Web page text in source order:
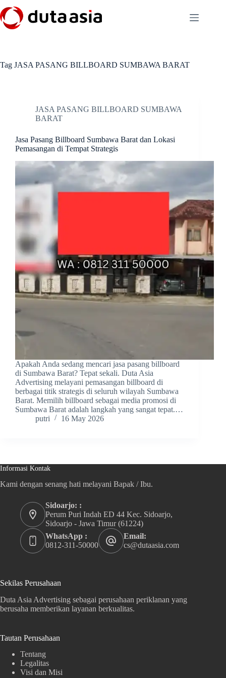
to
content
Tag JASA PASANG BILLBOARD SUMBAWA BARAT
JASA PASANG BILLBOARD SUMBAWA
BARAT
Jasa Pasang Billboard Sumbawa Barat dan Lokasi
Pemasangan di Tempat Strategis
Apakah Anda sedang mencari jasa pasang billboard
di Sumbawa Barat? Tepat sekali. Duta Asia
Advertising melayani pemasangan billboard di
berbagai titik strategis di seluruh wilayah Sumbawa
Barat. Memilih billboard sebagai media promosi di
Sumbawa Barat adalah langkah yang sangat tepat.…
putri
16 May 2026
Informasi Kontak
Kami dengan senang hati melayani Bapak / Ibu.
Sidoarjo: :
Perum Puri Indah ED 44 Kec. Sidoarjo,
Sidoarjo - Jawa Timur (61224)
WhatsApp :
0812-311-50000
Email:
cs@dutaasia.com
Sekilas Perusahaan
Duta Asia Advertising sebagai perusahaan periklanan yang
berusaha memberikan layanan berkualitas.
Tautan Perusahaan
Tentang
Legalitas
Visi dan Misi